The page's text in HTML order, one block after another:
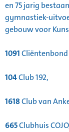
en 75 jarig
gymnastiek-
gebouw voor
1091
104Club 192,
1618Club van
665Clubhuis